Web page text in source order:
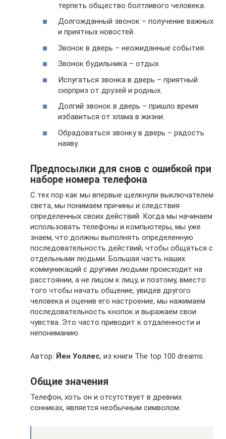
терпеть общество болтливого человека.
Долгожданный звонок – получение важных
и приятных новостей.
Звонок в дверь – неожиданные события.
Звонок будильника – отдых.
Испугаться звонка в дверь – приятный
сюрприз от друзей и родных.
Долгий звонок в дверь – пришло время
избавиться от хлама в жизни.
Обрадоваться звонку в дверь – радость
наяву.
Предпосылки для снов с ошибкой при
наборе номера телефона
С тех пор как мы впервые щелкнули выключателем
света, мы понимаем причины и следствия
определенных своих действий. Когда мы начинаем
использовать телефоны и компьютеры, мы уже
знаем, что должны выполнять определенную
последовательность действий, чтобы общаться с
отдельными людьми. Большая часть наших
коммуникаций с другими людьми происходит на
расстоянии, а не лицом к лицу, и поэтому, вместо
того чтобы начать общение, увидев другого
человека и оценив его настроение, мы нажимаем
последовательность кнопок и выражаем свои
чувства. Это часто приводит к отдаленности и
непониманию.
Автор: Йен Уоллес, из книги The top 100 dreams.
Общие значения
Телефон, хоть он и отсутствует в древних
сонниках, является необычным символом.